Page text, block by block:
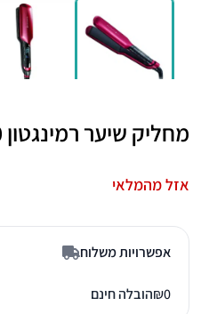
מחליק שיער רמינגטון S9620
אזל מהמלאי
אפשרויות משלוח
₪0 הובלה חינם